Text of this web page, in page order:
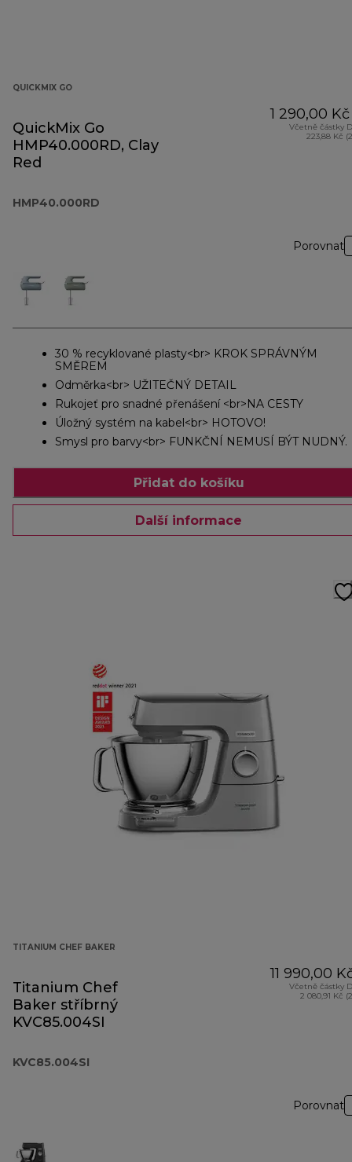
QUICKMIX GO
QuickMix Go
HMP40.000RD, Clay
Red
HMP40.000RD
1 290,00 Kč
Včetně částky
223,88 Kč
Porovnat
30 % recyklované plasty<br> KROK SPRÁVNÝM
SMĚREM
Odměrka<br> UŽITEČNÝ DETAIL
Rukojeť pro snadné přenášení <br>NA CESTY
Úložný systém na kabel<br> HOTOVO!
Smysl pro barvy<br> FUNKČNÍ NEMUSÍ BÝT NUDNÝ.
Přidat do košíku
Další informace
TITANIUM CHEF BAKER
Titanium Chef
Baker stříbrný
KVC85.004SI
KVC85.004SI
11 990,00
Včetně částky
2 080,91 Kč
Porovnat